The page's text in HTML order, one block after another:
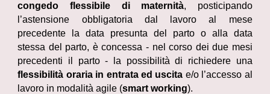
congedo flessibile di maternità, posticipando
l’astensione obbligatoria dal lavoro al mese
precedente la data presunta del parto o alla data
stessa del parto, è concessa - nel corso dei due mesi
precedenti il parto - la possibilità di richiedere una
flessibilità oraria in entrata ed uscita e/o l’accesso al
lavoro in modalità agile (smart working).